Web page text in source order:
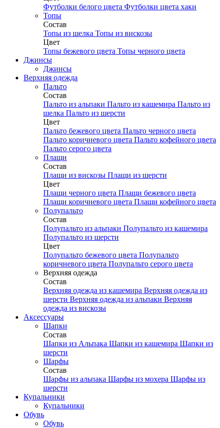
Футболки белого цвета Футболки цвета хаки
Топы
Состав
Топы из шелка Топы из вискозы
Цвет
Топы бежевого цвета Топы черного цвета
Джинсы
Джинсы
Верхняя одежда
Пальто
Состав
Пальто из альпаки Пальто из кашемира Пальто из
шелка Пальто из шерсти
Цвет
Пальто бежевого цвета Пальто черного цвета
Пальто коричневого цвета Пальто кофейного цвета
Пальто серого цвета
Плащи
Состав
Плащи из вискозы Плащи из шерсти
Цвет
Плащи черного цвета Плащи бежевого цвета
Плащи коричневого цвета Плащи кофейного цвета
Полупальто
Состав
Полупальто из альпаки Полупальто из кашемира
Полупальто из шерсти
Цвет
Полупальто бежевого цвета Полупальто
коричневого цвета Полупальто серого цвета
Верхняя одежда
Состав
Верхняя одежда из кашемира Верхняя одежда из
шерсти Верхняя одежда из альпаки Верхняя
одежда из вискозы
Аксесcуары
Шапки
Состав
Шапки из Альпака Шапки из кашемира Шапки из
шерсти
Шарфы
Состав
Шарфы из альпака Шарфы из мохера Шарфы из
шерсти
Купальники
Купальники
Обувь
Обувь